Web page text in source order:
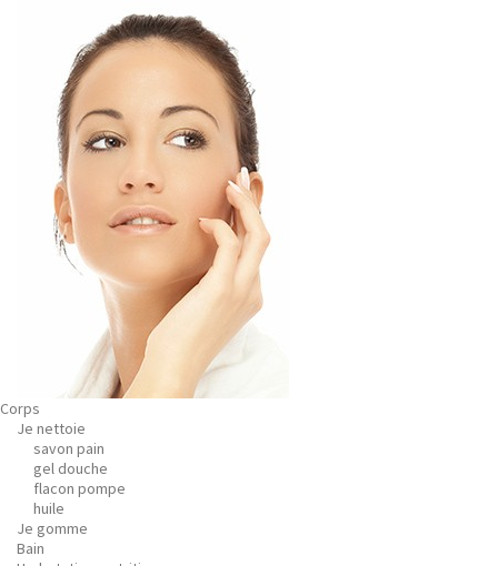
Corps
Je nettoie
savon pain
gel douche
flacon pompe
huile
Je gomme
Bain